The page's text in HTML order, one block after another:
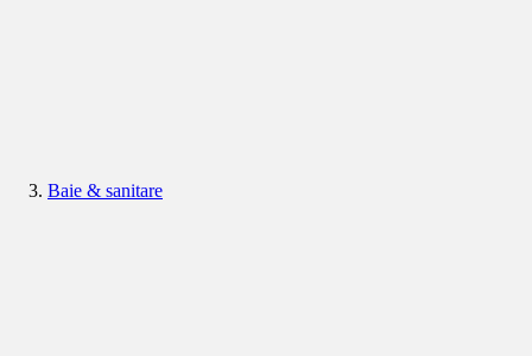
Baie & sanitare